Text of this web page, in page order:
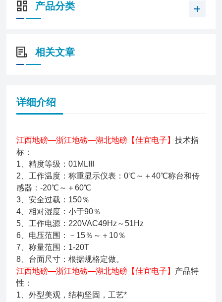
产品分类
相关文章
详细介绍
江西地磅—浙江地磅—湖北地磅【佳宜电子】技术指
标：
1、精度等级：01MLIII
2、工作温度：称重显示仪表：0℃～＋40℃称台和传
感器：-20℃～＋60℃
3、安全过载：150％
4、相对湿度：小于90％
5、工作电源：220VAC49Hz～51Hz
6、电压范围：－15％～＋10％
7、称量范围：1-20T
8、台面尺寸：根据规格定做。
江西地磅—浙江地磅—湖北地磅【佳宜电子】 产品特
性：
1、外型美观，结构坚固，工艺*